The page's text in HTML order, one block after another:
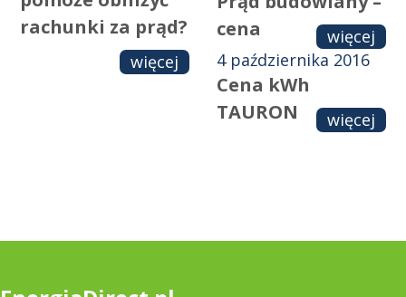
rachunki za prąd?
więcej
cena
więcej
4 października 2016
Cena kWh
TAURON
więcej